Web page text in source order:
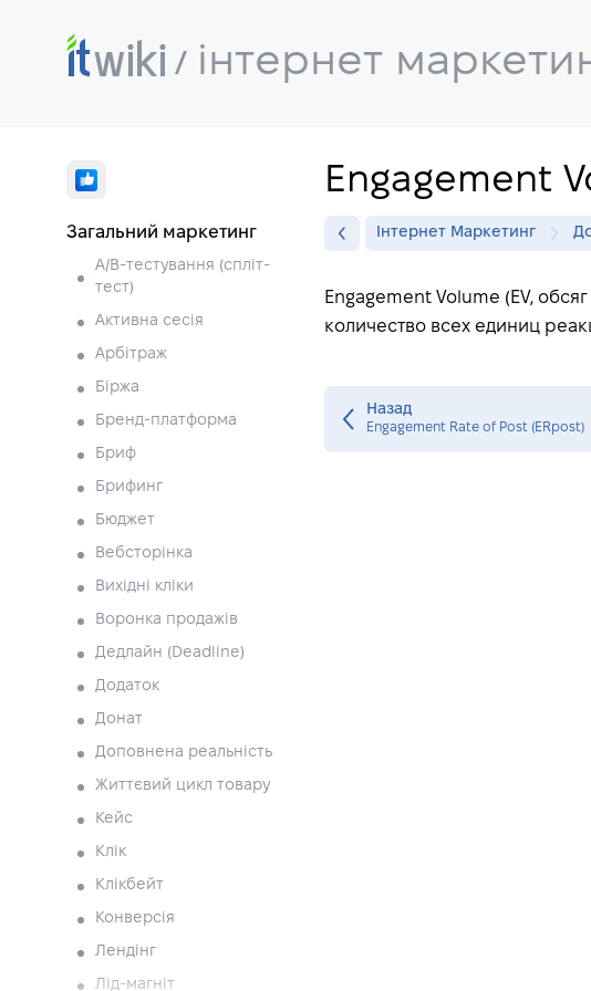
інтернет
Загальний маркетинг
A/B-тестування (спліт-
тест)
Активна сесія
Арбітраж
Біржа
Бренд-платформа
Бриф
Брифинг
Бюджет
Вебсторінка
Вихідні кліки
Воронка продажів
Дедлайн (Deadline)
Додаток
Донат
Доповнена реальність
Життєвий цикл товару
Кейс
Клік
Клікбейт
Конверсія
Лендінг
Лід-магніт
Engagement
Інтернет Маркетинг
Engagement Volume (EV,
количество всех единиц
Назад
Engagement Rate of Post (ERpost)